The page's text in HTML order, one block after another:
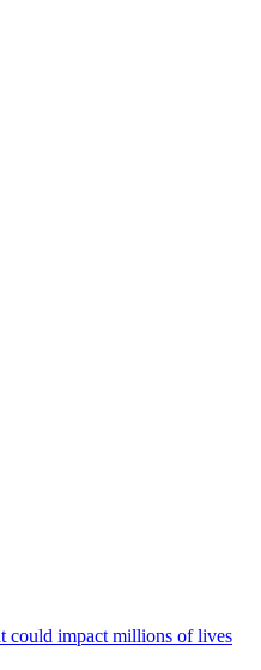
impact millions of lives